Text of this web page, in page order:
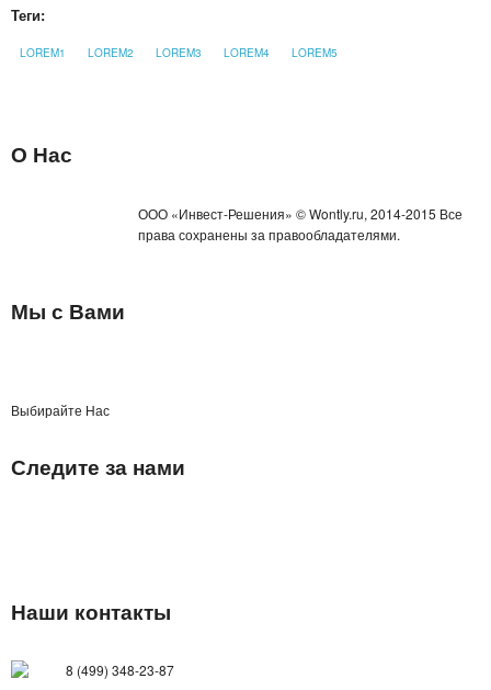
МАССАЖЕРЫ
КОРРЕКТИРУЮЩЕЕ БЕЛЬЕ
ТРЕНАЖЕРЫ
ТОВАРЫ ДЛЯ КУХНИ
ТЕРМОКРУЖКИ
Теги:
LOREM1 LOREM2 LOREM3 LOREM4 LOREM5
О Нас
ООО «Инвест-Решения» © Wontly.ru, 2014-2015 Все
права сохранены за правообладателями.
Мы с Вами
Выбирайте Нас
Следите за нами
Наши контакты
8 (499) 348-23-87